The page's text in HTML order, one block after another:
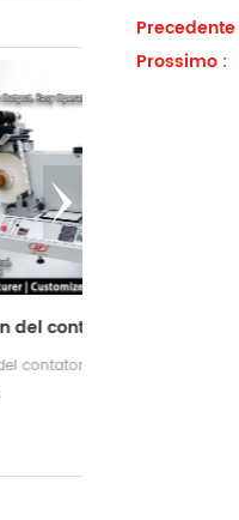
Nuovo design del contatore delle etichette con guida web
etichette
Precedente
Prossimo :